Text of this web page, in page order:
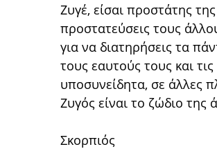
Ζυγέ, είσαι προστάτης
προστατεύσεις τους
για να διατηρήσεις τα
τους εαυτούς τους και
υποσυνείδητα, σε άλλες
Ζυγός είναι το ζώδιο της
Σκορπιός